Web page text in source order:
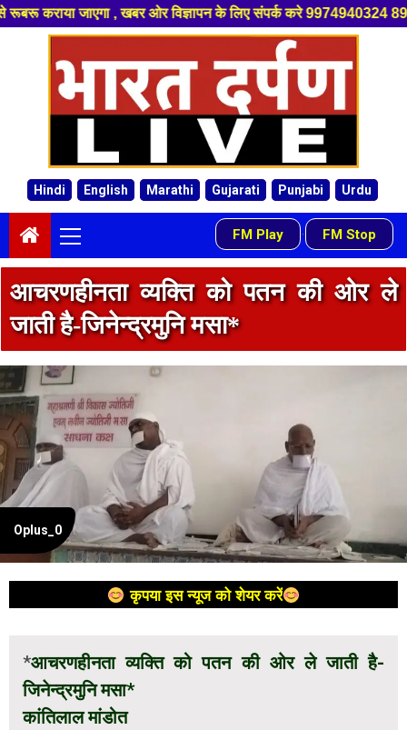
ओर विज्ञापन के लिए संपर्क करे 9974940324 8955950335 ,हमारे
Hindi English Marathi Gujarati Punjabi Urdu
Menu
FM Play - FM Stop
आचरणहीनता व्यक्ति को पतन की ओर ले
जाती है-जिनेन्द्रमुनि मसा*
Oplus_0
कृपया इस न्यूज को शेयर करें
*आचरणहीनता व्यक्ति को पतन की ओर ले जाती है-
जिनेन्द्रमुनि मसा*
कांतिलाल मांडोत